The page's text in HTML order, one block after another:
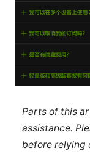
Parts of this
assistance.
before relying